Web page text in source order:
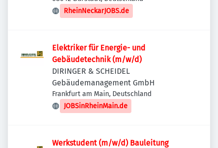
RheinNeckarJOBS.de
Elektriker für Energie- und
Gebäudetechnik (m/w/d)
DIRINGER & SCHEIDEL
Gebäudemanagement GmbH
Frankfurt am Main, Deutschland
JOBSinRheinMain.de
Werkstudent (m/w/d) Bauleitung